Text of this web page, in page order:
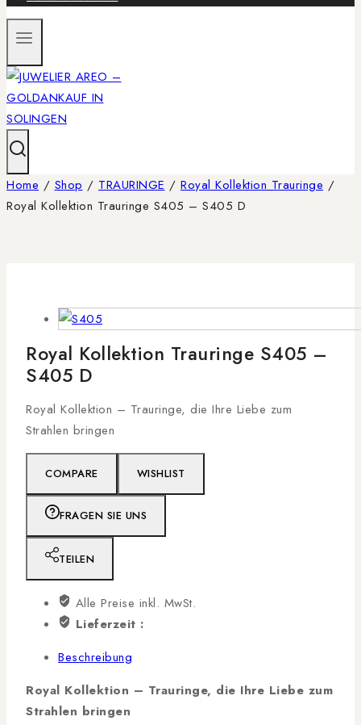
Home / Shop / TRAURINGE / Royal Kollektion Trauringe /
Royal Kollektion Trauringe S405 – S405 D
Royal Kollektion Trauringe S405 –
S405 D
Royal Kollektion – Trauringe, die Ihre Liebe zum
Strahlen bringen
COMPARE WISHLIST
FRAGEN SIE UNS
TEILEN
Alle Preise inkl. MwSt.
Lieferzeit :
Beschreibung
Royal Kollektion – Trauringe, die Ihre Liebe zum
Strahlen bringen